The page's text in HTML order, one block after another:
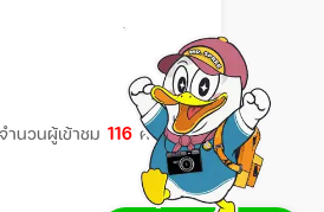
จำนวนผู้เข้าชม 116 ครั้ง